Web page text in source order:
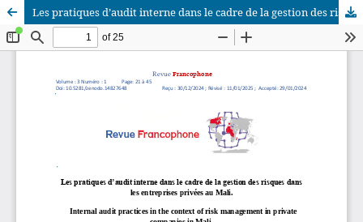
Les pratiques d’audit interne dans le cadre de la gestion des risques dans les entreprises privées au Mali